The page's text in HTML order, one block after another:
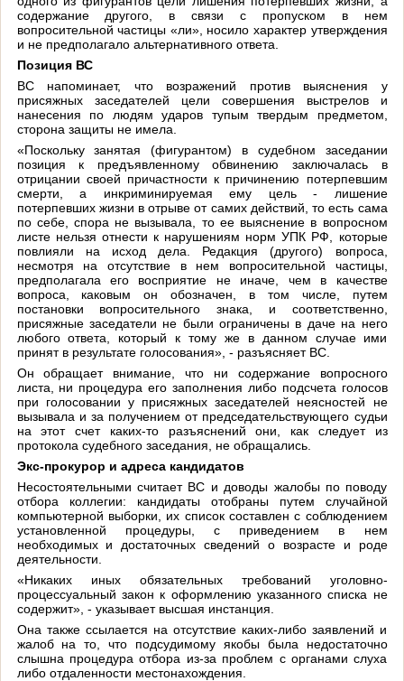
содержание другого, в связи с пропуском в нем
вопросительной частицы «ли», носило характер утверждения
и не предполагало альтернативного ответа.
Позиция ВС
ВС напоминает, что возражений против выяснения у
присяжных заседателей цели совершения выстрелов и
нанесения по людям ударов тупым твердым предметом,
сторона защиты не имела.
«Поскольку занятая (фигурантом) в судебном заседании
позиция к предъявленному обвинению заключалась в
отрицании своей причастности к причинению потерпевшим
смерти, а инкриминируемая ему цель - лишение
потерпевших жизни в отрыве от самих действий, то есть сама
по себе, спора не вызывала, то ее выяснение в вопросном
листе нельзя отнести к нарушениям норм УПК РФ, которые
повлияли на исход дела. Редакция (другого) вопроса,
несмотря на отсутствие в нем вопросительной частицы,
предполагала его восприятие не иначе, чем в качестве
вопроса, каковым он обозначен, в том числе, путем
постановки вопросительного знака, и соответственно,
присяжные заседатели не были ограничены в даче на него
любого ответа, который к тому же в данном случае ими
принят в результате голосования», - разъясняет ВС.
Он обращает внимание, что ни содержание вопросного
листа, ни процедура его заполнения либо подсчета голосов
при голосовании у присяжных заседателей неясностей не
вызывала и за получением от председательствующего судьи
на этот счет каких-то разъяснений они, как следует из
протокола судебного заседания, не обращались.
Экс-прокурор и адреса кандидатов
Несостоятельными считает ВС и доводы жалобы по поводу
отбора коллегии: кандидаты отобраны путем случайной
компьютерной выборки, их список составлен с соблюдением
установленной процедуры, с приведением в нем
необходимых и достаточных сведений о возрасте и роде
деятельности.
«Никаких иных обязательных требований уголовно-
процессуальный закон к оформлению указанного списка не
содержит», - указывает высшая инстанция.
Она также ссылается на отсутствие каких-либо заявлений и
жалоб на то, что подсудимому якобы была недостаточно
слышна процедура отбора из-за проблем с органами слуха
либо отдаленности местонахождения.